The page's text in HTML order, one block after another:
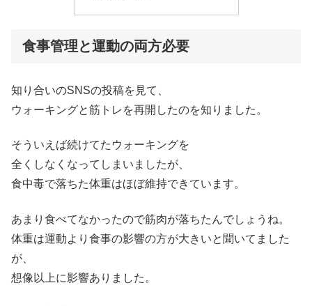
食事管理と運動の両方必要
知り合いのSNSの投稿を見て、
ウォーキングと筋トレを再開したのを知りました。
そういえば続けてたウォーキングを
全くしなくなってしまいましたが、
食中毒で落ちた体重はほぼ維持できています。
あまり食べてなかったので筋肉が落ちたんでしょうね。
体重は運動より食事の影響の方が大きいと聞いてました
が、
想像以上に影響ありました。